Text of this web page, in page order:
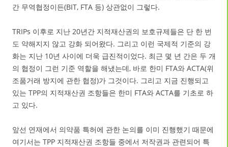
간 무역협정이든(BIT, FTA 등) 상관없이 그렇다.
TRIPs 이후로 지난 20년간 지적재산권의 보호규제들은 단 한 번
도 약해지지 않고 강화 되어왔다. 그리고 이런 국제적 기준의 강
화는 지난 10년 사이에 더욱 급진적이었다. 최근 몇 년 간은 두 개
의 협정이 그런 기준 역할을 해냈는데, 바로 한미 FTA와 ACTA(위
조품거래 방지에 관한 협정)가 그것이다. 그리고 지금 진행되고
있는 TPP의 지적재산권 조항들은 한미 FTA와 ACTA를 기초로 하
고 있다.
앞선 연재에서 의약품 특허에 관한 논의를 이미 진행했기 때문에
여기서는 TPP 지적재산권 조항들 중에서 저작권과 관련되어 특